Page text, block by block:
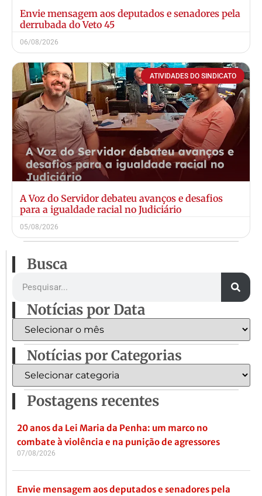
Envie mensagem aos deputados e senadores pela
derrubada do Veto 45
06/08/2026
ATIVIDADES DO SINDICATO
A Voz do Servidor debateu avanços e desafios
para a igualdade racial no Judiciário
05/08/2026
Busca
Notícias por Data
Notícias por Categorias
Postagens recentes
20 anos da Lei Maria da Penha: um marco no
combate à violência e na punição de agressores
07/08/2026
Envie mensagem aos deputados e senadores pela